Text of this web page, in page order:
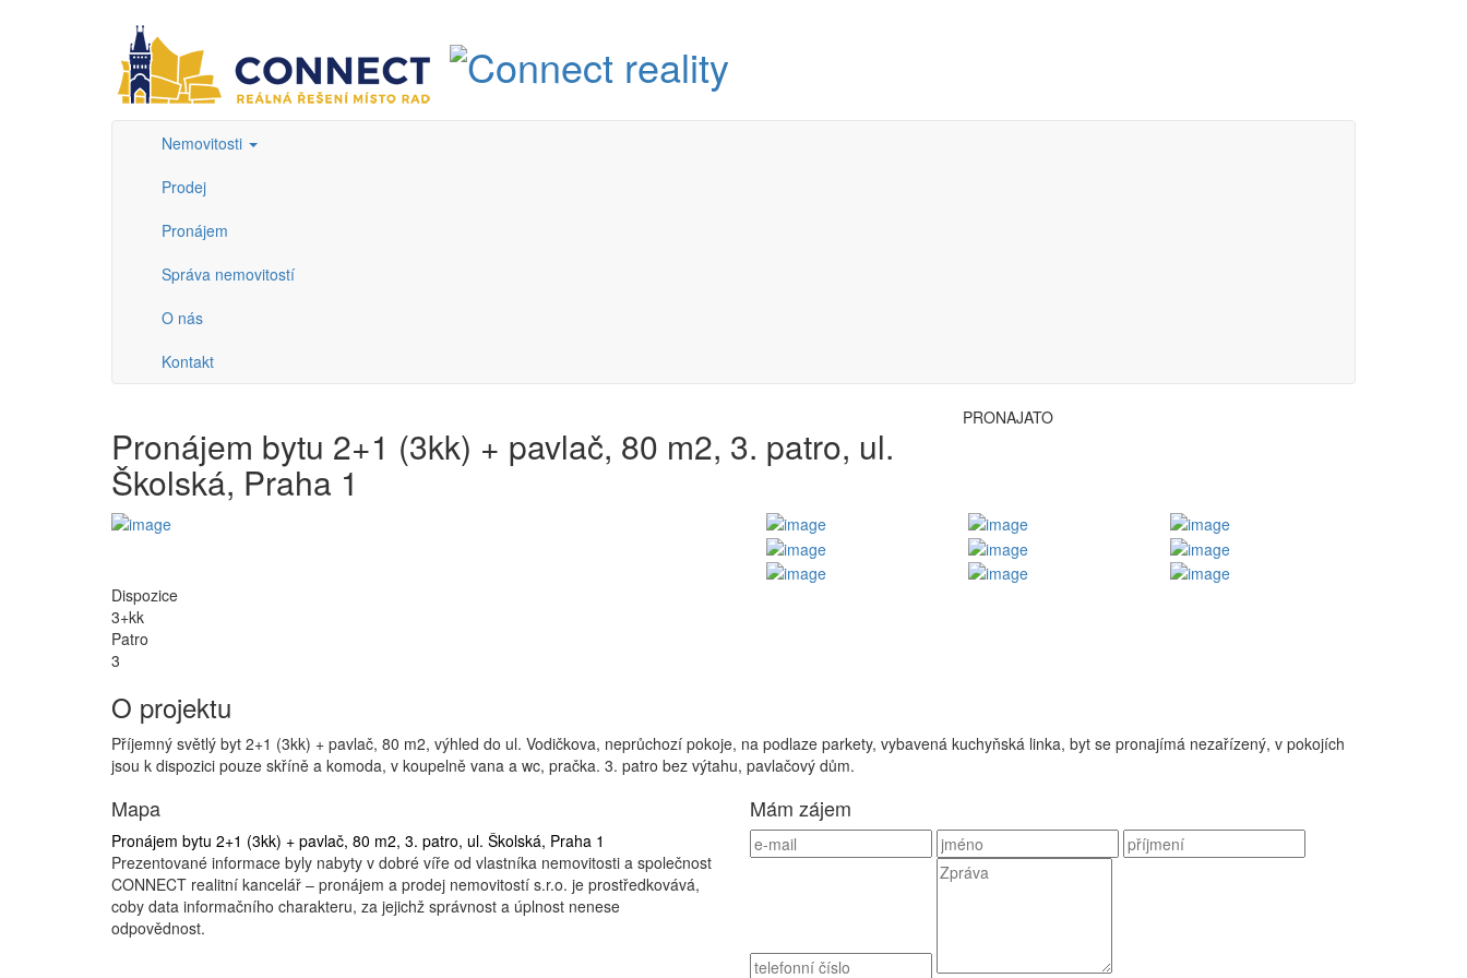
Nemovitosti
Prodej
Pronájem
Správa nemovitostí
O nás
Kontakt
Pronájem bytu 2+1 (3kk) + pavlač, 80 m2, 3. patro, ul.
Školská, Praha 1
PRONAJATO
Dispozice
3+kk
Patro
3
O projektu
Příjemný světlý byt 2+1 (3kk) + pavlač, 80 m2, výhled do ul. Vodičkova, neprůchozí pokoje, na podlaze parkety, vybavená kuchyňská linka, byt se pronajímá nezařízený, v pokojích
jsou k dispozici pouze skříně a komoda, v koupelně vana a wc, pračka. 3. patro bez výtahu, pavlačový dům.
Mapa
Pronájem bytu 2+1 (3kk) + pavlač, 80 m2, 3. patro, ul. Školská, Praha 1
Prezentované informace byly nabyty v dobré víře od vlastníka nemovitosti a společnost
CONNECT realitní kancelář – pronájem a prodej nemovitostí s.r.o. je prostředkovává,
coby data informačního charakteru, za jejichž správnost a úplnost nenese
odpovědnost.
Mám zájem